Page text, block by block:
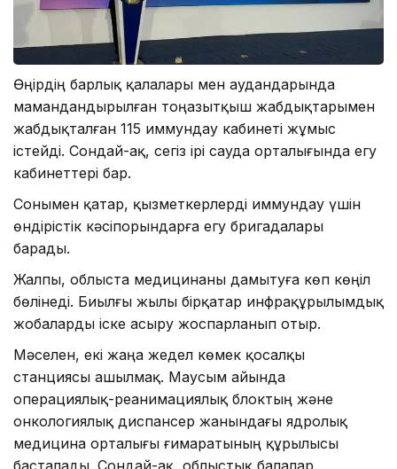
Өңірдің барлық қалалары мен аудандарында
мамандандырылған тоңазытқыш жабдықтарымен
жабдықталған 115 иммундау кабинеті жұмыс
істейді. Сондай-ақ, сегіз ірі сауда орталығында егу
кабинеттері бар.
Сонымен қатар, қызметкерлерді иммундау үшін
өндірістік кәсіпорындарға егу бригадалары
барады.
Жалпы, облыста медицинаны дамытуға көп көңіл
бөлінеді. Биылғы жылы бірқатар инфрақұрылымдық
жобаларды іске асыру жоспарланып отыр.
Мәселен, екі жаңа жедел көмек қосалқы
станциясы ашылмақ. Маусым айында
операциялық-реанимациялық блоктың және
онкологиялық диспансер жанындағы ядролық
медицина орталығы ғимаратының құрылысы
басталады. Сондай-ақ, облыстық балалар